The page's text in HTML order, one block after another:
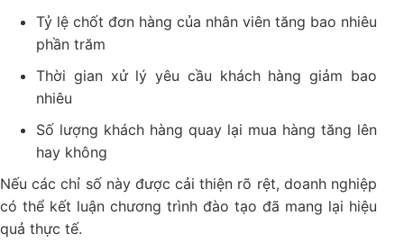
Tỷ lệ chốt đơn hàng của nhân viên tăng bao nhiêu
phần trăm
Thời gian xử lý yêu cầu khách hàng giảm bao
nhiêu
Số lượng khách hàng quay lại mua hàng tăng lên
hay không
Nếu các chỉ số này được cải thiện rõ rệt, doanh nghiệp
có thể kết luận chương trình đào tạo đã mang lại hiệu
quả thực tế.